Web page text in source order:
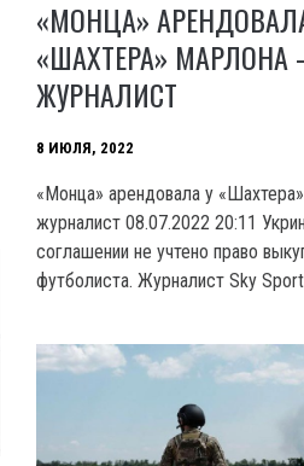
«МОНЦА»
«ШАХТЕРА» МАРЛОНА
ЖУРНАЛИСТ
8 ИЮЛЯ, 2022
«Монца» арендовала у
журналист 08.07.2022 20:11
соглашении не учтено право
футболиста. Журналист Sky